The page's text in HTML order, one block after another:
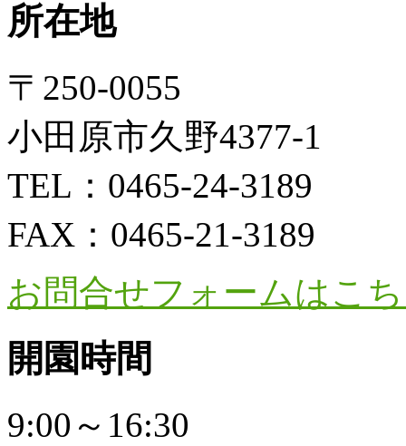
所在地
〒250-0055
小田原市久野4377-1
TEL： 0465-24-3189
FAX： 0465-21-3189
お問合せフォームはこ
開園時間
9:00～16:30